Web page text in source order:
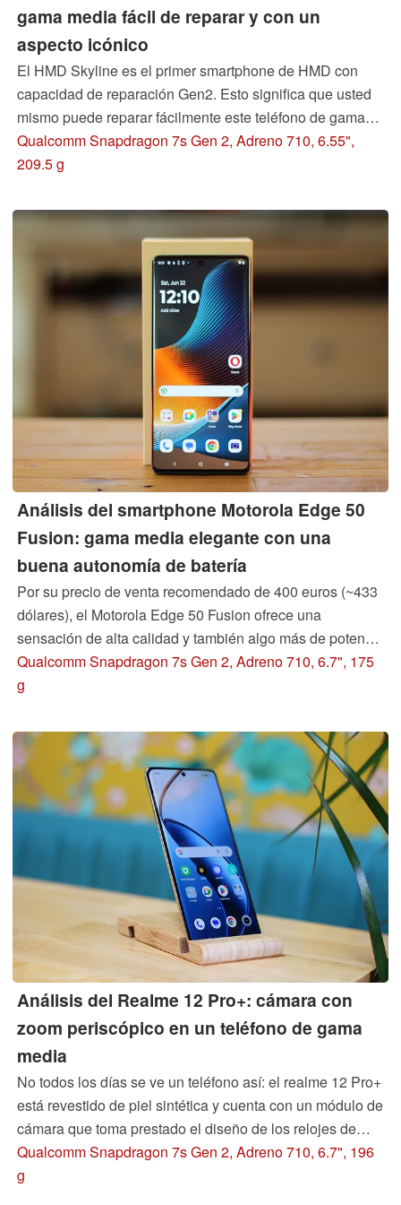
gama media fácil de reparar y con un
aspecto icónico
El HMD Skyline es el primer smartphone de HMD con
capacidad de reparación Gen2. Esto significa que usted
mismo puede reparar fácilmente este teléfono de gama
media. Pero, ¿funciona y es agradable utilizar el HMD
Skyline en el día a día?
Qualcomm Snapdragon 7s Gen 2, Adreno 710, 6.55",
209.5 g
Análisis del smartphone Motorola Edge 50
Fusion: gama media elegante con una
buena autonomía de batería
Por su precio de venta recomendado de 400 euros (~433
dólares), el Motorola Edge 50 Fusion ofrece una
sensación de alta calidad y también algo más de potencia
que su predecesor. Pero también se han producido
algunos recortes, por ejemplo en el módulo WiFi y en el
vistazo a este smartphone?
Qualcomm Snapdragon 7s Gen 2, Adreno 710, 6.7", 175
g
Análisis del Realme 12 Pro+: cámara con
zoom periscópico en un teléfono de gama
media
No todos los días se ve un teléfono así: el realme 12 Pro+
está revestido de piel sintética y cuenta con un módulo de
cámara que toma prestado el diseño de los relojes de
lujo. También es bastante inusual encontrar una cámara
periscópica en un teléfono de 500 euros. En este análisis,
Qualcomm Snapdragon 7s Gen 2, Adreno 710, 6.7", 196
g